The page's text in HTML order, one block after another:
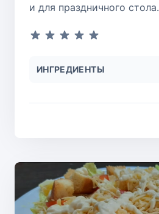
и для праздничного стола.
ИНГРЕДИЕНТЫ